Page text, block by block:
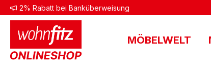
Hauptinhalt springen
Zur Suche springen
Zur Hauptnavigation springen
2% Rabatt bei Banküberweisung
MÖBELWELT